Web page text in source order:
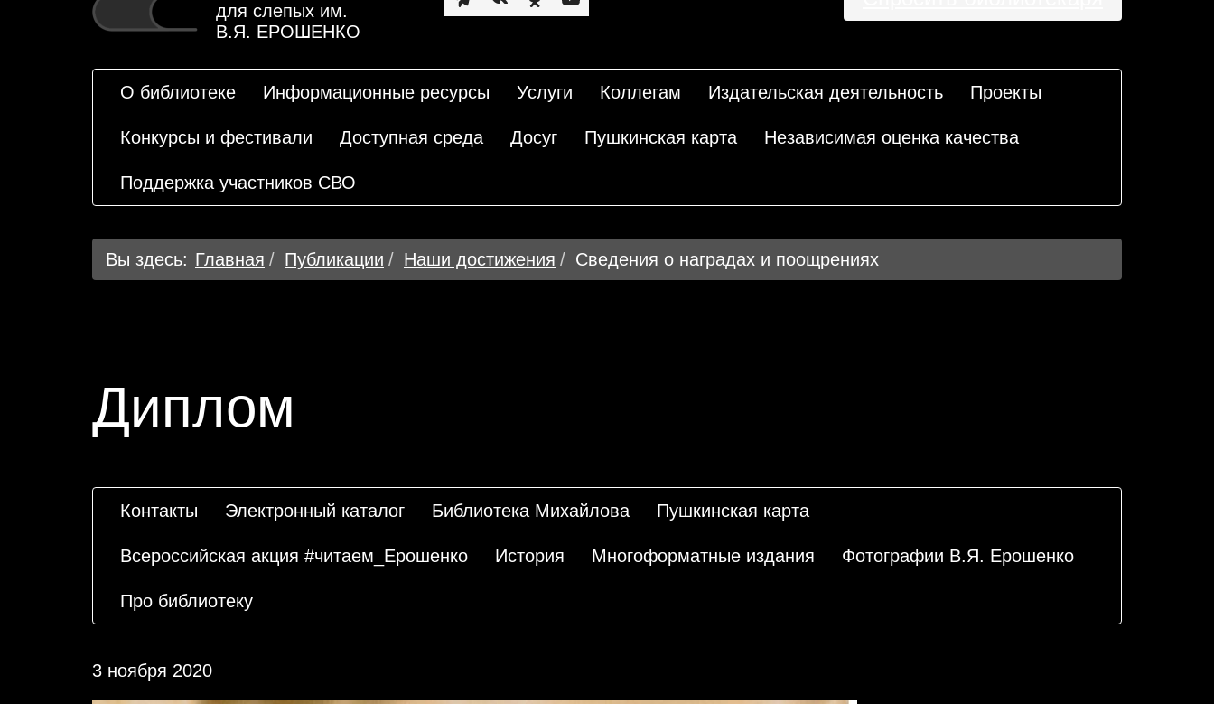
для слепых им.
В.Я. ЕРОШЕНКО
О библиотеке Информационные ресурсы Услуги Коллегам Издательская деятельность Проекты
Конкурсы и фестивали Доступная среда Досуг Пушкинская карта Независимая оценка качества
Поддержка участников СВО
Вы здесь: Главная Публикации Наши достижения Сведения о наградах и поощрениях
Диплом
Контакты Электронный каталог Библиотека Михайлова Пушкинская карта
Всероссийская акция #читаем_Ерошенко История Многоформатные издания Фотографии В.Я. Ерошенко
Про библиотеку
3 ноября 2020